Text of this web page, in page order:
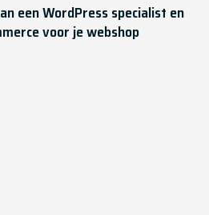
een WordPress specialist en
voor je webshop